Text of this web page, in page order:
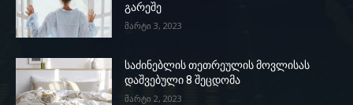
გარეშე
მარტი 3, 2023
საძინებლის თეთრეულის მოვლისას
დაშვებული 8 შეცდომა
მარტი 2, 2023